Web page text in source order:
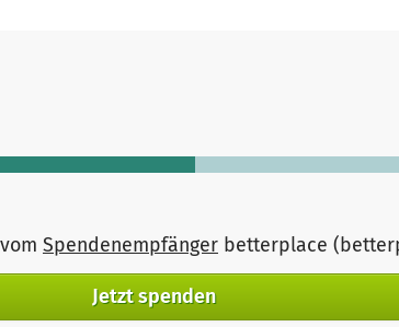
vom Spendenempfänger betterplace
Jetzt spenden